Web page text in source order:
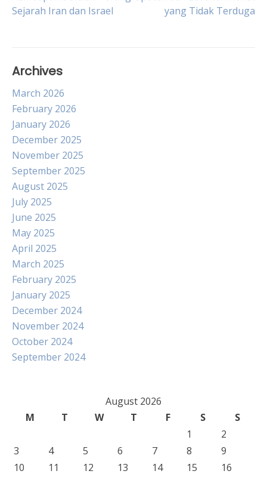
Sejarah Iran dan Israel
yang Tidak Terduga
Archives
March 2026
February 2026
January 2026
December 2025
November 2025
September 2025
August 2025
July 2025
June 2025
May 2025
April 2025
March 2025
February 2025
January 2025
December 2024
November 2024
October 2024
September 2024
August 2026
M
T W T F S
S
1
2
3
4 5 6 7 8
9
10
11 12 13 14 15
16